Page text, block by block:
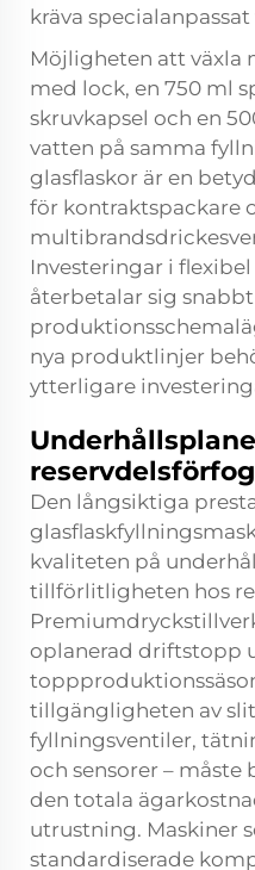
kräva
Möjligheten att växla
med lock, en 750 ml
skruvkapsel och en
vatten på samma
glasflaskor är en
för kontraktspackare
Investeringar i
återbetalar sig
nya produktlinjer
ytterligare
Den långsiktiga
kvaliteten på
tillförlitligheten hos
oplanerad driftstopp
tillgängligheten av
fyllningsventiler,
och sensorer – måste
den totala
utrustning. Maskiner
standardiserade